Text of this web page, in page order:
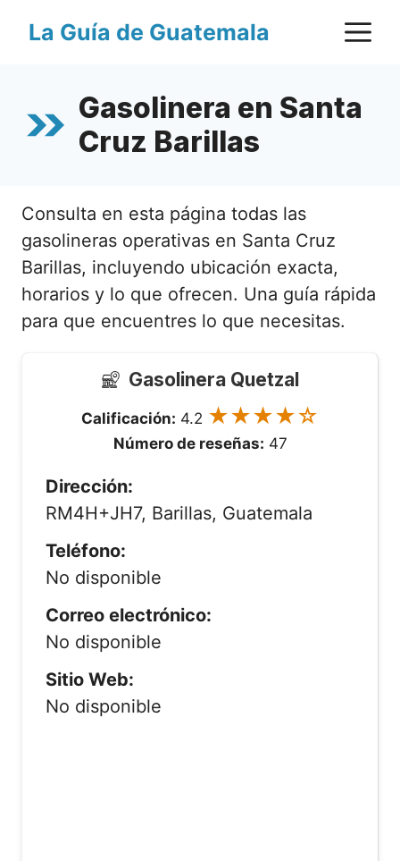
La Guía de Guatemala
Gasolinera en Santa
Cruz Barillas
Consulta en esta página todas las
gasolineras operativas en Santa Cruz
Barillas, incluyendo ubicación exacta,
horarios y lo que ofrecen. Una guía rápida
para que encuentres lo que necesitas.
Gasolinera Quetzal
Calificación: 4.2 ★★★★☆
Número de reseñas: 47
Dirección:
RM4H+JH7, Barillas, Guatemala
Teléfono:
No disponible
Correo electrónico:
No disponible
Sitio Web:
No disponible